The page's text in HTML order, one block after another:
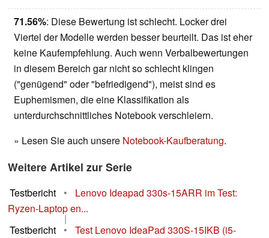
71.56%: Diese Bewertung ist schlecht. Locker drei
Viertel der Modelle werden besser beurteilt. Das ist eher
keine Kaufempfehlung. Auch wenn Verbalbewertungen
in diesem Bereich gar nicht so schlecht klingen
("genügend" oder "befriedigend"), meist sind es
Euphemismen, die eine Klassifikation als
unterdurchschnittliches Notebook verschleiern.
» Lesen Sie auch unsere Notebook-Kaufberatung.
Weitere Artikel zur Serie
Testbericht •
Lenovo Ideapad 330s-15ARR im Test:
Ryzen-Laptop en...
|
Testbericht
•
Test Lenovo IdeaPad 330S-15IKB (i5-